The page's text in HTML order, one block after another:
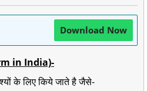
Download Now
in India)-
के लिए किये जाते है जैसे-